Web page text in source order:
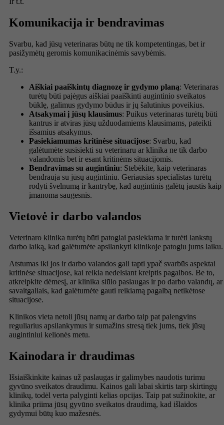
Komunikacija ir bendravimas
Svarbu, kad jūsų veterinaras būtų ne tik kompetentingas, bet ir
pasižymėtų geromis komunikacinėmis savybėmis.
T.y.:
Aiškiai paaiškintų diagnozę ir gydymo planą: Veterinaras
turėtų būti pajėgus aiškiai paaiškinti augintinio sveikatos
būklę, galimus gydymo būdus ir jų šalutinius poveikius.
Atsakymai į jūsų klausimus: Puikus veterinaras turėtų būti
kantrus ir atviras jūsų užduodamiems klausimams, pateikti
išsamius atsakymus.
Pasiekiamumas kritinėse situacijose: Svarbu, kad
galėtumėte susisiekti su veterinaru ar klinika ne tik darbo
valandomis bet ir esant kritinėms situacijomis.
Bendravimas su augintiniu: Stebėkite, kaip veterinaras
bendrauja su jūsų augintiniu. Geriausias specialistas turėtų
rodyti švelnumą ir kantrybę, kad augintinis galėtų jaustis kaip
įmanoma saugesnis.
Vietovė ir darbo valandos
Veterinaro klinika turėtų būti patogiai pasiekiama ir turėti lankstų
darbo laiką, kad galėtumėte apsilankyti klinikoje patogiu jums laiku.
Atstumas iki jos ir darbo valandos gali tapti ypač svarbūs aspektai
kritinėse situacijose, kai reikia nedelsiant kreiptis pagalbos. Be to,
atkreipkite dėmesį, ar klinika siūlo paslaugas ir po darbo valandų, ar
savaitgaliais, kad galėtumėte gauti reikiamą pagalbą netikėtose
situacijose.
Klinikos vieta netoli jūsų namų ar darbo taip pat palengvins
reguliarius apsilankymus ir sumažins stresą tiek jums, tiek jūsų
augintiniui kelionės metu.
Kainodara ir draudimas
Išsiaiškinkite kainas už paslaugas ir galimybes naudotis turimu
gyvūno sveikatos draudimu. Kainos gali labai skirtis tarp skirtingų
klinikų, todėl verta palyginti kelias opcijas. Taip pat sužinokite, ar
klinika priima jūsų gyvūno sveikatos draudimą, kad išlaidos
gydymui būtų kuo mažesnės.